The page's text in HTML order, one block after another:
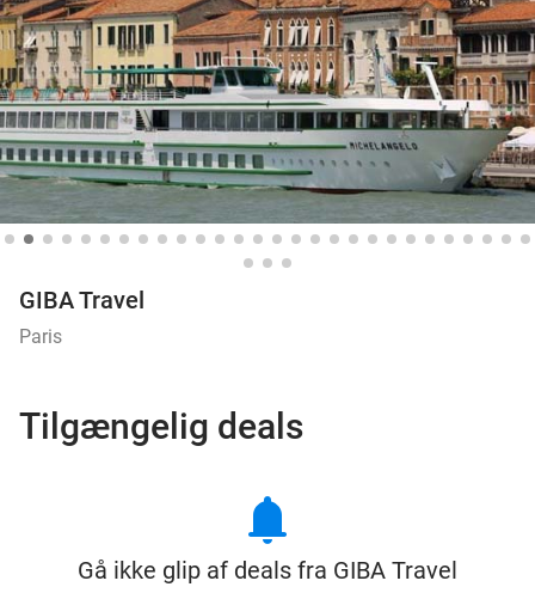
GIBA Travel
Paris
Tilgængelig deals
notifications
Gå ikke glip af deals fra GIBA Travel